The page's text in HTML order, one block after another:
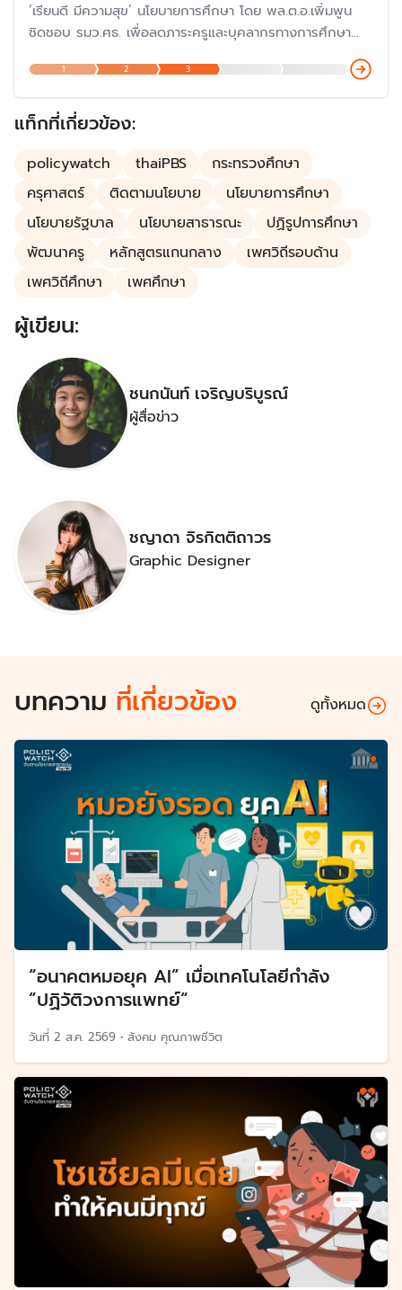
‘เรียนดี มีความสุข’ นโยบายการศึกษา โดย พล.ต.อ.เพิ่มพูน
ชิดชอบ รมว.ศธ. เพื่อลดภาระครูและบุคลากรทางการศึกษา
แนวคิดในการจัดการศึกษา 2 ข้อหลัก คือ การศึกษาเพื่อความ
เป็นเลิศ และการศึกษาเพื่อความมั่นคงของชีวิต
1 2 3
แท็กที่เกี่ยวข้อง:
policywatch thaiPBS
กระทรวงศึกษา
ครุศาสตร์
ติดตามนโยบาย
นโยบายการศึกษา
นโยบายรัฐบาล
นโยบายสาธารณะ
ปฏิรูปการศึกษา
พัฒนาครู
หลักสูตรแกนกลาง
เพศวิถีรอบด้าน
เพศวิถีศึกษา
เพศศึกษา
ผู้เขียน:
ชนกนันท์ เจริญบริบูรณ์
ผู้สื่อข่าว
ชญาดา จิรกิตติถาวร
Graphic Designer
บทความ ที่เกี่ยวข้อง ดูทั้งหมด
“อนาคตหมอยุค AI” เมื่อเทคโนโลยีกำลัง
”ปฏิวัติวงการแพทย์“
วันที่ 2 ส.ค. 2569 • สังคม คุณภาพชีวิต